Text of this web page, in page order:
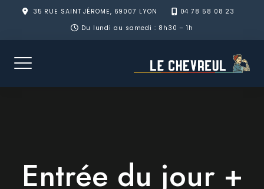
35 RUE SAINT JÉROME, 69007 LYON
04 78 58 08 23
Du lundi au samedi : 8h30 – 1h
Entrée du jour +